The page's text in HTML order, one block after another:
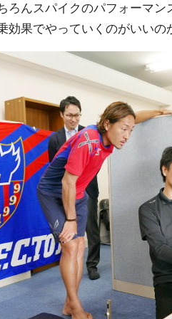
ろんスパイクのパフォーマ
効果でやっていくのがいいの